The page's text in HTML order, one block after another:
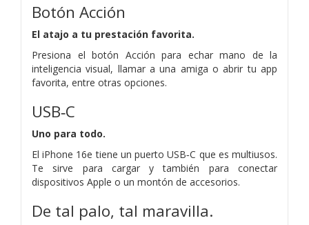
Botón Acción
El atajo a tu prestación favorita.
Presiona el botón Acción para echar mano de la
inteligencia visual, llamar a una amiga o abrir tu app
favorita, entre otras opciones.
USB‑C
Uno para todo.
El iPhone 16e tiene un puerto USB‑C que es multiusos.
Te sirve para cargar y también para conectar
dispositivos Apple o un montón de accesorios.
De tal palo, tal maravilla.